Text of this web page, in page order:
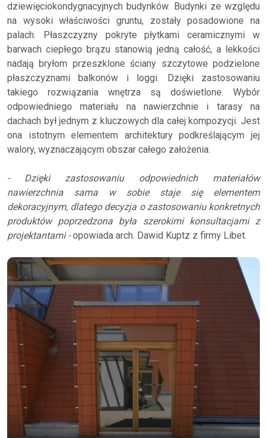
dziewięciokondygnacyjnych budynków. Budynki ze względu
na wysoki właściwości gruntu, zostały posadowione na
palach. Płaszczyzny pokryte płytkami ceramicznymi w
barwach ciepłego brązu stanowią jedną całość, a lekkości
nadają bryłom przeszklone ściany szczytowe podzielone
płaszczyznami balkonów i loggi. Dzięki zastosowaniu
takiego rozwiązania wnętrza są doświetlone. Wybór
odpowiedniego materiału na nawierzchnie i tarasy na
dachach był jednym z kluczowych dla całej kompozycji. Jest
ona istotnym elementem architektury podkreślającym jej
walory, wyznaczającym obszar całego założenia.
- Dzięki zastosowaniu odpowiednich materiałów
nawierzchnia sama w sobie staje się elementem
dekoracyjnym, dlatego decyzja o zastosowaniu konkretnych
produktów poprzedzona była szerokimi konsultacjami z
projektantami -opowiada arch. Dawid Kuptz z firmy Libet.